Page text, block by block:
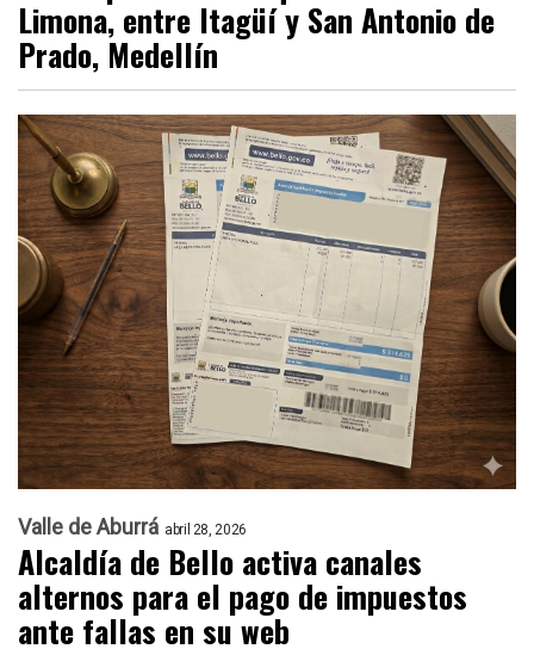
Limona, entre Itagüí y San Antonio de
Prado, Medellín
Valle de Aburrá abril 28, 2026
Alcaldía de Bello activa canales
alternos para el pago de impuestos
ante fallas en su web